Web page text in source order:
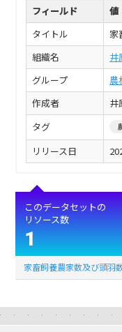
フィールド
値
タイトル
家
組織名
井
グループ
農
作成者
井
タグ
リリース日
このデータセットの
リソース数
1
家畜飼養農家数及び頭羽